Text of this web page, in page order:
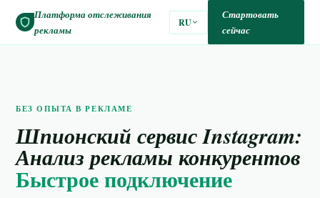
Платформа отслеживания
рекламы
RU
Стартовать
сейчас
БЕЗ ОПЫТА В РЕКЛАМЕ
Шпионский сервис Instagram:
Анализ рекламы конкурентов
Быстрое подключение